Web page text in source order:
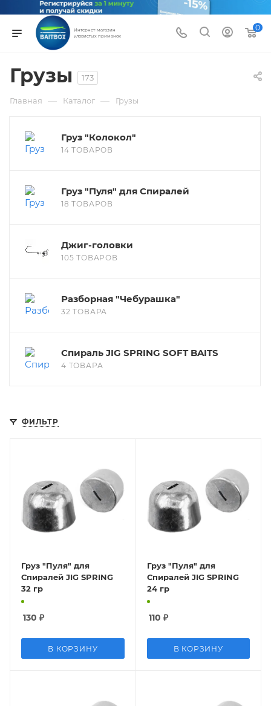
Интернет-магазин
уловистых приманок
0
Грузы 173
Главная — Каталог — Грузы
Груз "Колокол"
14 ТОВАРОВ
Груз "Пуля" для Спиралей
18 ТОВАРОВ
Джиг-головки
105 ТОВАРОВ
Разборная "Чебурашка"
32 ТОВАРА
Спираль JIG SPRING SOFT BAITS
4 ТОВАРА
ФИЛЬТР
Груз "Пуля" для
Спиралей JIG SPRING
32 гр
130 ₽
В КОРЗИНУ
Груз "Пуля" для
Спиралей JIG SPRING
24 гр
110 ₽
В КОРЗИНУ